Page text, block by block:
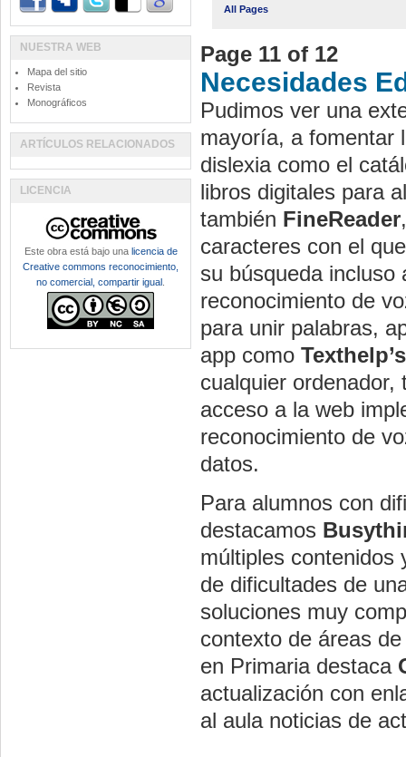
All Pages
Page 11 of 12
Necesidades
Pudimos ver una
mayoría, a fomentar
dislexia como el
libros digitales para
también FineReader
caracteres con el
su búsqueda incluso
reconocimiento de
para unir palabras,
app como
cualquier ordenador,
acceso a la web
reconocimiento de
datos.
Para alumnos con
destacamos
múltiples contenidos
de dificultades de
soluciones muy
contexto de áreas
en Primaria destaca
actualización con
al aula noticias de
NUESTRA WEB
Mapa del sitio
Revista
Monográficos
ARTÍCULOS RELACIONADOS
LICENCIA
Este obra está bajo una licencia de
Creative commons reconocimiento,
no comercial, compartir igual